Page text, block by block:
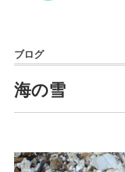
ブログ
海の雪